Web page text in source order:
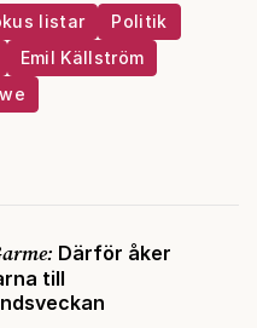
listar
Politik
Emil Källström
Därför åker
till